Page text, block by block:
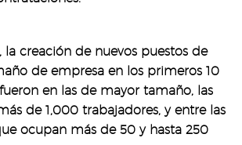
la creación de nuevos puestos de
de empresa en los primeros 10
en las de mayor tamaño, las
de 1,000 trabajadores, y entre las
ocupan más de 50 y hasta 250